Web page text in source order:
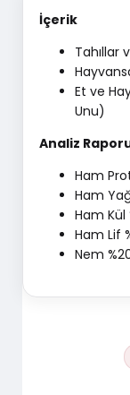
İçerik
Tahıllar
Et ve
Unu)
Analiz
Ham
Ham
Ham Kül
Ham Lif
Nem